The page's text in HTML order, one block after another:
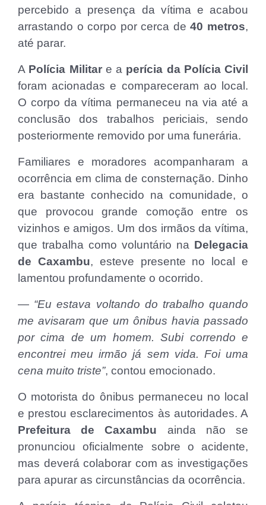
percebido a presença da vítima e acabou
arrastando o corpo por cerca de40 metros,
até parar.
A Polícia Militare a perícia da Polícia Civil
foram acionadas e compareceram ao local.
O corpo da vítima permaneceu na via até a
conclusão dos trabalhos periciais, sendo
posteriormente removido por uma funerária.
Familiares e moradores acompanharam a
ocorrência em clima de consternação. Dinho
era bastante conhecido na comunidade, o
que provocou grande comoção entre os
vizinhos e amigos. Um dos irmãos da vítima,
que trabalha como voluntário na Delegacia
de Caxambu, esteve presente no local e
lamentou profundamente o ocorrido.
— “Eu estava voltando do trabalho quando
me avisaram que um ônibus havia passado
por cima de um homem. Subi correndo e
encontrei meu irmão já sem vida. Foi uma
cena muito triste”, contou emocionado.
O motorista do ônibus permaneceu no local
e prestou esclarecimentos às autoridades. A
Prefeitura de Caxambu ainda não se
pronunciou oficialmente sobre o acidente,
mas deverá colaborar com as investigações
para apurar as circunstâncias da ocorrência.